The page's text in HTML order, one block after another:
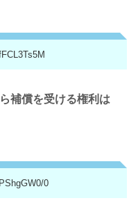
補償を受ける権利は
0